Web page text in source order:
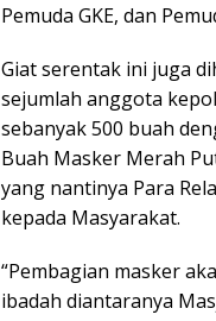
Pemuda GKE, dan
Giat serentak ini juga
sejumlah anggota
sebanyak 500 buah
Buah Masker Merah
yang nantinya Para
kepada Masyarakat.
“Pembagian masker
ibadah diantaranya